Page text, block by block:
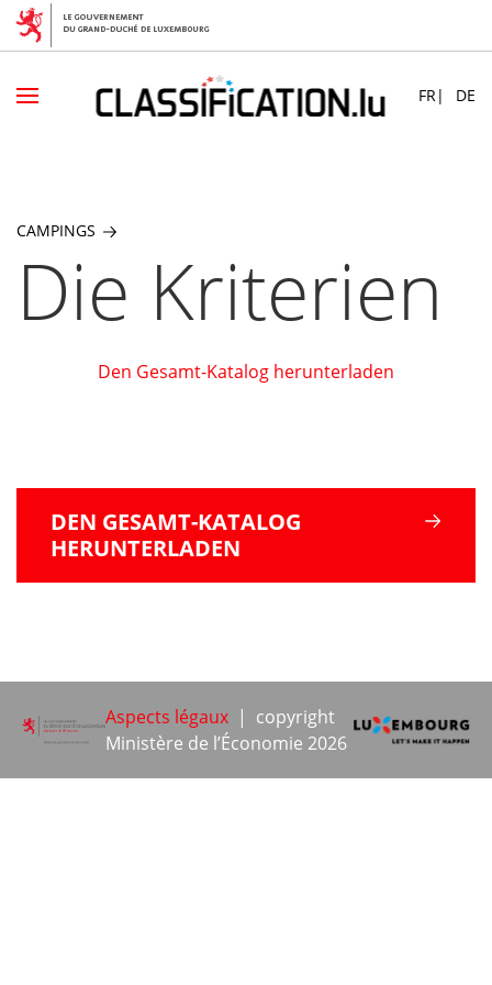
to
FR DE
CAMPINGS
Die Kriterien
Den Gesamt-Katalog herunterladen
DEN GESAMT-KATALOG
HERUNTERLADEN
Aspects légaux | copyright
Ministère de l’Économie 2026